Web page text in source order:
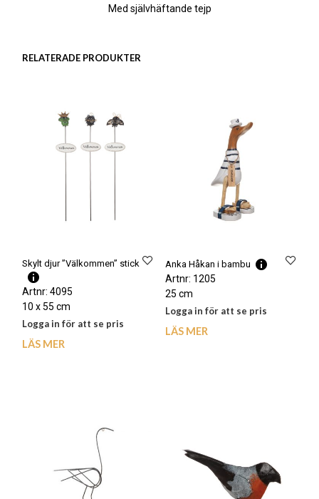
Med självhäftande tejp
RELATERADE PRODUKTER
Skylt djur ”Välkommen” stick
Artnr: 4095
10 x 55 cm
Logga in för att se pris
LÄS MER
Anka Håkan i bambu
Artnr: 1205
25 cm
Logga in för att se pris
LÄS MER